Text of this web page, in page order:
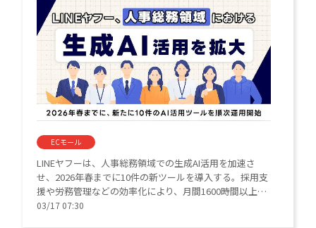
ECモール
LINEヤフーは、人事総務領域での生成AI活用を加速さ
せ、2026年春までに10件の新ツールを導入する。採用支
援や労務管理などの効率化により、月間1600時間以上の
工数削減を計画。ガバナンスを徹底しつつ、従業員の自
03/17 07:30